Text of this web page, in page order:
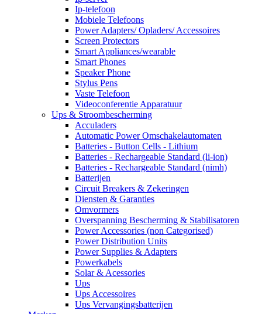
Ip-telefoon
Mobiele Telefoons
Power Adapters/ Opladers/ Accessoires
Screen Protectors
Smart Appliances/wearable
Smart Phones
Speaker Phone
Stylus Pens
Vaste Telefoon
Videoconferentie Apparatuur
Ups & Stroombescherming
Acculaders
Automatic Power Omschakelautomaten
Batteries - Button Cells - Lithium
Batteries - Rechargeable Standard (li-ion)
Batteries - Rechargeable Standard (nimh)
Batterijen
Circuit Breakers & Zekeringen
Diensten & Garanties
Omvormers
Overspanning Bescherming & Stabilisatoren
Power Accessories (non Categorised)
Power Distribution Units
Power Supplies & Adapters
Powerkabels
Solar & Acessories
Ups
Ups Accessoires
Ups Vervangingsbatterijen